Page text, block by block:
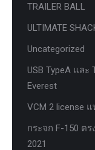
TRAILER BALL
ULTIMATE
Uncategorized
USB TypeA และ
Everest
VCM 2 license แท้
กระจก F-150 ตร
2021